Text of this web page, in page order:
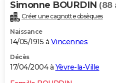
Simonne BOURDIN (88
Créer une cagnotte obsèques
Naissance
14/05/1915 à Vincennes
Décès
17/04/2004 à Yèvre-la-Ville